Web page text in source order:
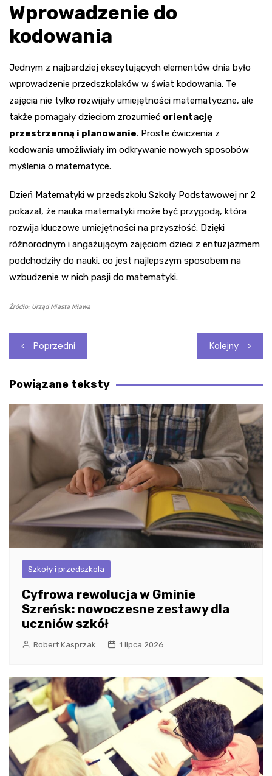
Wprowadzenie do
kodowania
Jednym z najbardziej ekscytujących elementów dnia było
wprowadzenie przedszkolaków w świat kodowania. Te
zajęcia nie tylko rozwijały umiejętności matematyczne, ale
także pomagały dzieciom zrozumieć orientację
przestrzenną i planowanie. Proste ćwiczenia z
kodowania umożliwiały im odkrywanie nowych sposobów
myślenia o matematyce.
Dzień Matematyki w przedszkolu Szkoły Podstawowej nr 2
pokazał, że nauka matematyki może być przygodą, która
rozwija kluczowe umiejętności na przyszłość. Dzięki
różnorodnym i angażującym zajęciom dzieci z entuzjazmem
podchodziły do nauki, co jest najlepszym sposobem na
wzbudzenie w nich pasji do matematyki.
Źródło: Urząd Miasta Mława
Nawigacja
wpisu
Poprzedni Kolejny
Powiązane teksty
Szkoły i przedszkola
Cyfrowa rewolucja w Gminie
Szreńsk: nowoczesne zestawy dla
uczniów szkół
Robert Kasprzak 1 lipca 2026